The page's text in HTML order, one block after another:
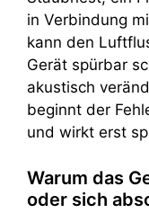
in Verbindung
kann den
Gerät spürbar
akustisch
beginnt der
und wirkt erst
Warum das
oder sich